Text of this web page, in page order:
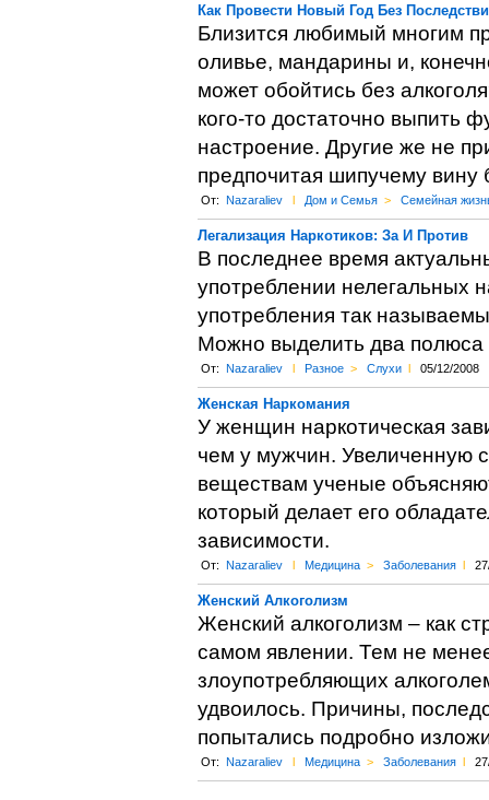
Как Провести Новый Год Без
Близится любимый многим
оливье, мандарины и,
может обойтись без
кого-то достаточно выпить
настроение. Другие же не
предпочитая шипучему вину
От: Nazaraliev l Дом и Семья > Семейная
Легализация Наркотиков: За И Против
В последнее время
употреблении нелегальных
употребления так
Можно выделить два полюса
От: Nazaraliev l Разное > Слухи l 05/12/2008
Женская Наркомания
У женщин наркотическая
чем у мужчин. Увеличенную
веществам ученые
который делает его
зависимости.
От: Nazaraliev l Медицина > Заболевания l
Женский Алкоголизм
Женский алкоголизм – как
самом явлении. Тем не
злоупотребляющих
удвоилось. Причины,
попытались подробно
От: Nazaraliev l Медицина > Заболевания l